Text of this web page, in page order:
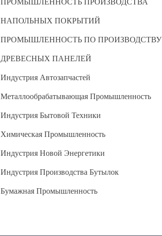
НАПОЛЬНЫХ ПОКРЫТИЙ
ПРОМЫШЛЕННОСТЬ ПО ПРОИЗВОДСТВУ
ДРЕВЕСНЫХ ПАНЕЛЕЙ
Индустрия Автозапчастей
Металлообрабатывающая Промышленность
Индустрия Бытовой Техники
Химическая Промышленность
Индустрия Новой Энергетики
Индустрия Производства Бутылок
Бумажная Промышленность